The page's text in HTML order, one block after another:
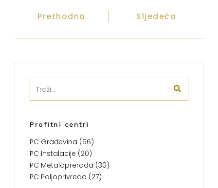
Prethodna Sljedeća
Profitni centri
PC Građevina (56)
PC Instalacije (20)
PC Metaloprerada (30)
PC Poljoprivreda (27)